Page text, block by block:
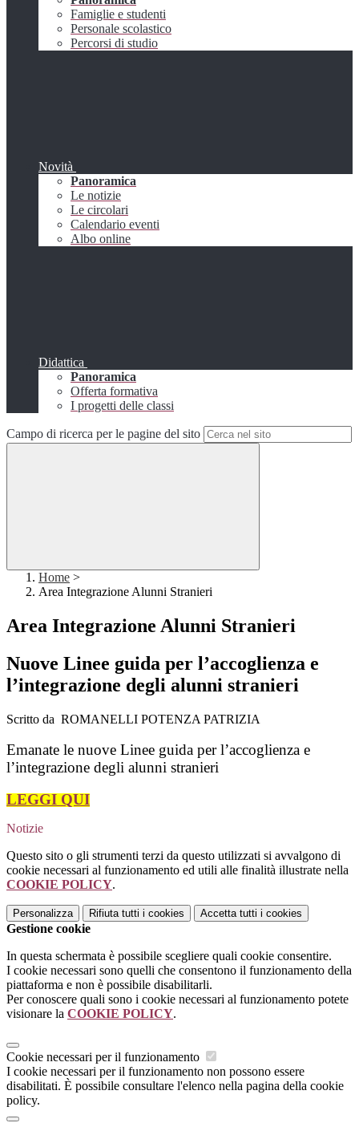
Famiglie e studenti
Personale scolastico
Percorsi di studio
Novità
Panoramica
Le notizie
Le circolari
Calendario eventi
Albo online
Didattica
Panoramica
Offerta formativa
I progetti delle classi
Campo di ricerca per le pagine del sito
Home >
Area Integrazione Alunni Stranieri
Area Integrazione Alunni Stranieri
Nuove Linee guida per l’accoglienza e
l’integrazione degli alunni stranieri
Scritto da ROMANELLI POTENZA PATRIZIA
Emanate le nuove Linee guida per l’accoglienza e
l’integrazione degli alunni stranieri
LEGGI QUI
Notizie
Questo sito o gli strumenti terzi da questo utilizzati si avvalgono di
cookie necessari al funzionamento ed utili alle finalità illustrate nella
COOKIE POLICY.
Personalizza Rifiuta tutti i cookies Accetta tutti i cookies
Gestione cookie
In questa schermata è possibile scegliere quali cookie consentire.
I cookie necessari sono quelli che consentono il funzionamento della
piattaforma e non è possibile disabilitarli.
Per conoscere quali sono i cookie necessari al funzionamento potete
visionare la COOKIE POLICY.
Cookie necessari per il funzionamento
I cookie necessari per il funzionamento non possono essere
disabilitati. È possibile consultare l'elenco nella pagina della cookie
policy.